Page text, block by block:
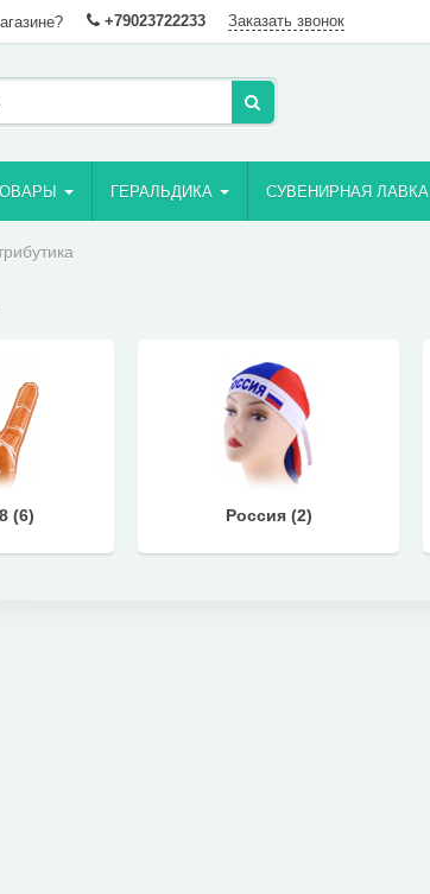
+79023722233 Заказать звонок
ГЕРАЛЬДИКА СУВЕНИРНАЯ ЛАВКА
(6) Россия (2)